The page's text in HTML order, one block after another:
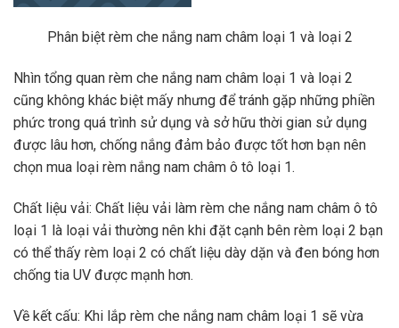
Phân biệt rèm che nắng nam châm loại 1 và loại 2
Nhìn tổng quan rèm che nắng nam châm loại 1 và loại 2
cũng không khác biệt mấy nhưng để tránh gặp những phiền
phức trong quá trình sử dụng và sở hữu thời gian sử dụng
được lâu hơn, chống nắng đảm bảo được tốt hơn bạn nên
chọn mua loại rèm nắng nam châm ô tô loại 1.
Chất liệu vải: Chất liệu vải làm rèm che nắng nam châm ô tô
loại 1 là loại vải thường nên khi đặt cạnh bên rèm loại 2 bạn
có thể thấy rèm loại 2 có chất liệu dày dặn và đen bóng hơn
chống tia UV được mạnh hơn.
Về kết cấu: Khi lắp rèm che nắng nam châm loại 1 sẽ vừa